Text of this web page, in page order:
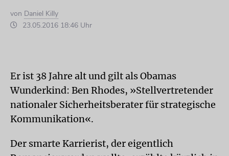
von Daniel Killy
23.05.2016 18:46 Uhr
Er ist 38 Jahre alt und gilt als Obamas
Wunderkind: Ben Rhodes, »Stellvertretender
nationaler Sicherheitsberater für strategische
Kommunikation«.
Der smarte Karrierist, der eigentlich